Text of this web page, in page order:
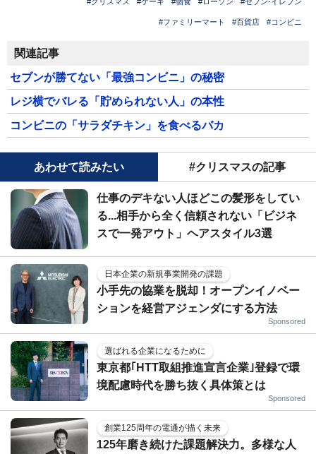
#ファミリーマート #百貨店 #コンビニ
関連記事
セブンが勝てない「最強コンビニ」の秘密
レジ横でバレる「貯められない人」の本性
コンビニの「サラダチキン」を食べるバカ
あわせて読みたい #クリスマスの記事
仕事のデキない人ほどこの髪形をしてい
る...相手から全く信頼されない「ビジネ
スで一発アウト」ヘアスタイル3選
日本企業の新規事業開発の課題
小手先の協業を脱却！オープンイノベー
ションを経営アジェンダにする方法
Sponsored
選ばれる企業になるために
東京都｢HTT取組推進宣言企業｣登録で環
境配慮時代を勝ち抜く具体策とは
Sponsored
創業125周年の電通が描く未来
125年磨き続けた課題解決力。多様な人